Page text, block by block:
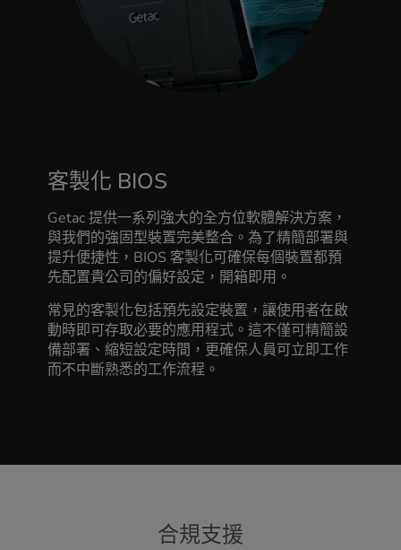
客製化 BIOS
Getac 提供一系列強大的全方位軟體解決方案，
與我們的強固型裝置完美整合。為了精簡部署與
提升便捷性，BIOS 客製化可確保每個裝置都預
先配置貴公司的偏好設定，開箱即用。
常見的客製化包括預先設定裝置，讓使用者在啟
動時即可存取必要的應用程式。這不僅可精簡設
備部署、縮短設定時間，更確保人員可立即工作
而不中斷熟悉的工作流程。
合規支援